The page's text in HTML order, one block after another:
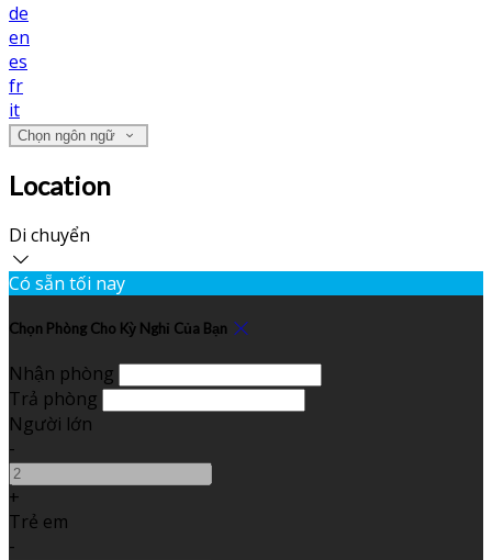
de
en
es
fr
it
Chọn ngôn ngữ
Location
Di chuyển
Có sẵn tối nay
Chọn Phòng Cho Kỳ Nghỉ Của Bạn
Nhận phòng
Trả phòng
Người lớn
-
+
Trẻ em
-